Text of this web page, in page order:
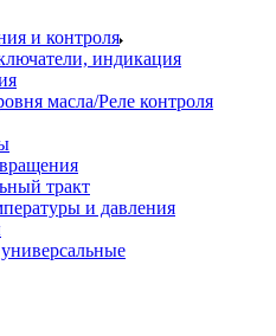
и контроля
индикация
масла/Реле контроля
тракт
и давления